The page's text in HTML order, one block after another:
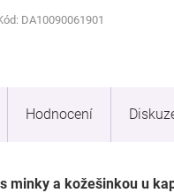
DA10090061901
Hodnocení
minky a kožešinkou u